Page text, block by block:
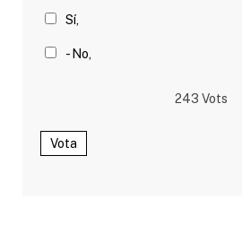
Sí,
- No,
243 Vots
Vota